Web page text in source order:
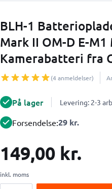
BLH-1
Mark II OM-D E-
Kamerabatteri fra
(4 anmeldelser)
På lager Levering: 2-3
Forsendelse:29 kr.
149,00 kr.
inkl. moms